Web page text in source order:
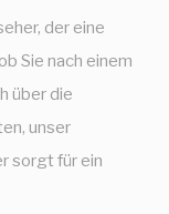
der eine
Sie nach einem
über die
unser
sorgt für ein